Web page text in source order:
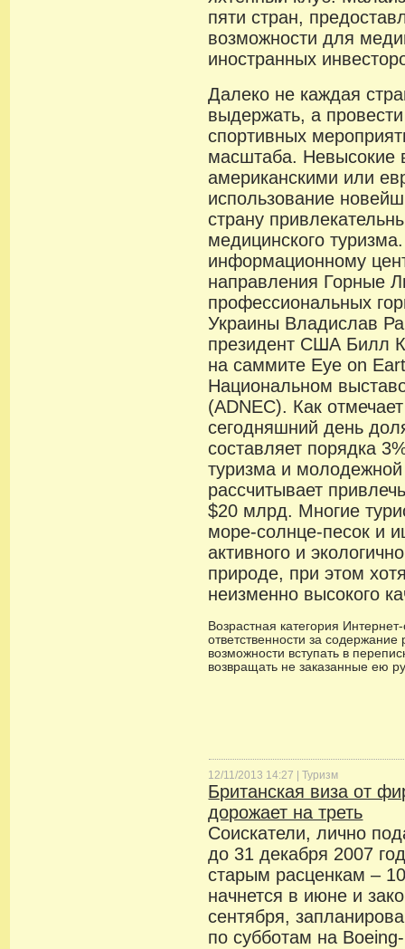
пяти стран,
возможности для
иностранных
Далеко не каждая
выдержать, а
спортивных
масштаба. Невысокие
американскими или
использование
страну
медицинского
информационному
направления Горные
профессиональных
Украины Владислав
президент США Билл
на саммите Eye on
Национальном
(ADNEC). Как
сегодняшний день
составляет порядка
туризма и
рассчитывает
$20 млрд. Многие
море-солнце-песок и
активного и
природе, при этом
неизменно высокого
Возрастная категория
ответственности за
возможности вступать в
возвращать не заказанные ею
12/11/2013 14:27 |Туризм
Британская виза от
дорожает на треть
Соискатели, лично
до 31 декабря 2007
старым расценкам –
начнется в июне и
сентября,
по субботам на